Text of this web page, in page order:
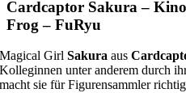
Cardcaptor Sakura –
Frog – FuRyu
Magical GirlSakura aus
Kolleginnen unter anderem durch
macht sie für Figurensammler